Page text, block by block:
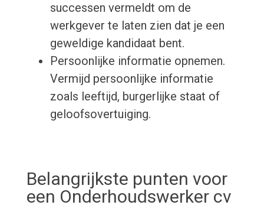
successen vermeldt om de
werkgever te laten zien dat je een
geweldige kandidaat bent.
Persoonlijke informatie opnemen.
Vermijd persoonlijke informatie
zoals leeftijd, burgerlijke staat of
geloofsovertuiging.
Belangrijkste punten voor
een Onderhoudswerker cv